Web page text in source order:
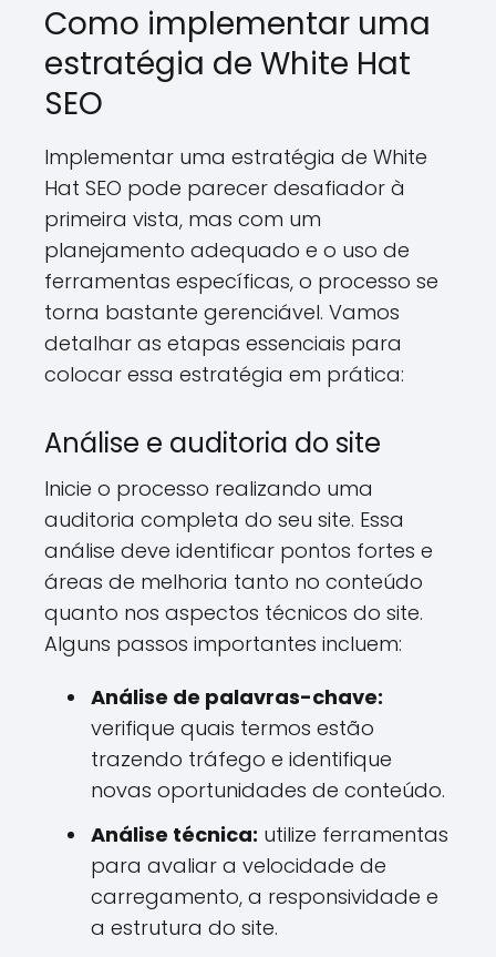
Como implementar uma
estratégia de White Hat
SEO
Implementar uma estratégia de White
Hat SEO pode parecer desafiador à
primeira vista, mas com um
planejamento adequado e o uso de
ferramentas específicas, o processo se
torna bastante gerenciável. Vamos
detalhar as etapas essenciais para
colocar essa estratégia em prática:
Análise e auditoria do site
Inicie o processo realizando uma
auditoria completa do seu site. Essa
análise deve identificar pontos fortes e
áreas de melhoria tanto no conteúdo
quanto nos aspectos técnicos do site.
Alguns passos importantes incluem:
Análise de palavras-chave:
verifique quais termos estão
trazendo tráfego e identifique
novas oportunidades de conteúdo.
Análise técnica: utilize ferramentas
para avaliar a velocidade de
carregamento, a responsividade e
a estrutura do site.